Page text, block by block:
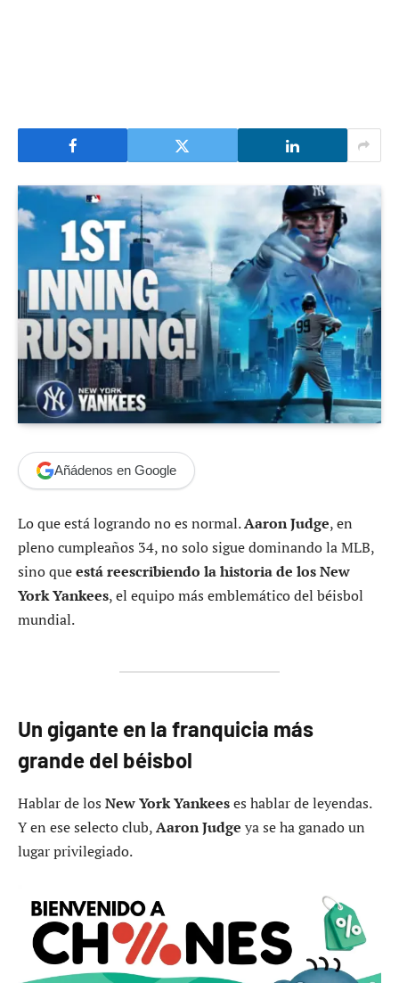
Añádenos en Google
Lo que está logrando no es normal.Aaron Judge, en
pleno cumpleaños 34, no solo sigue dominando la MLB,
sino queestá reescribiendo la historia de los New
York Yankees, el equipo más emblemático del béisbol
mundial.
Un gigante en la franquicia más
grande del béisbol
Hablar de los New York Yankeeses hablar de leyendas.
Y en ese selecto club,Aaron Judge ya se ha ganado un
lugar privilegiado.